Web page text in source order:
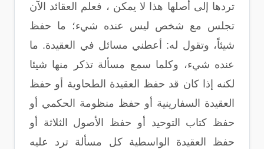
تردها إلى أصلها هذا لا يمكن ، فعلم العقائد الآن
تجلس مع شخص ليس عنده شيء؛ ما حفظ
شيئاً، وتقول له: أعطني مسائل في العقيدة. ما
عنده شيء، وكلما سمع مسألة تذكر منها شيئا
لكنه إذا كان قد حفظ العقيدة الطحاوية أو حفظ
العقيدة السفارينية أو حفظ منظومة الحكمي أو
حفظ كتاب التوحيد أو حفظ الأصول الثلاثة أو
حفظ العقيدة الواسطية كل مسألة ترد عليه